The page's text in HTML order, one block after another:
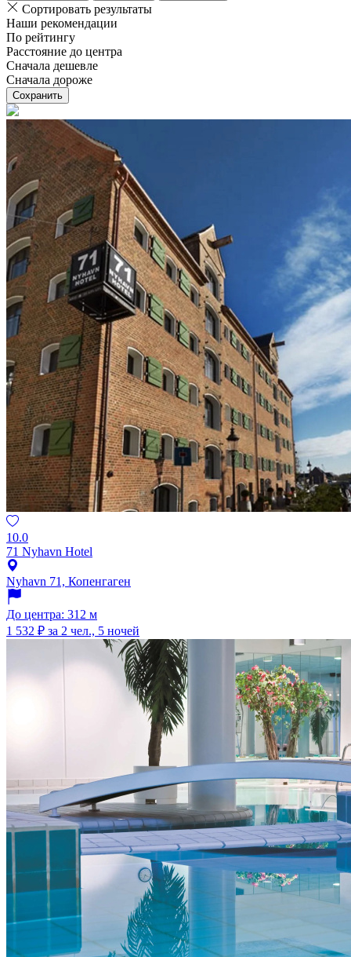
Сортировать результаты
Наши рекомендации
По рейтингу
Расстояние до центра
Сначала дешевле
Сначала дороже
Сохранить
10.0
71 Nyhavn Hotel
Nyhavn 71, Копенгаген
До центра: 312 м
1 532 ₽ за 2 чел., 5 ночей